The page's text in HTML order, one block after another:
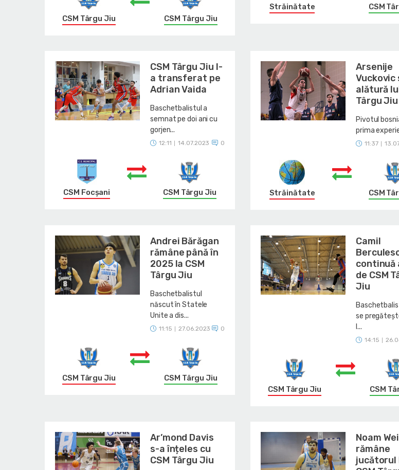
CSM Târgu Jiu CSM Târgu Jiu
Străinătate CSM
CSM Târgu Jiu l-
a transferat pe
Adrian Vaida
Baschetbalistul a
semnat pe doi ani cu
gorjen...
12:11 14.07.2023 0
CSM Focșani CSM Târgu Jiu
Arsenije
Vuckovic
alătură
Târgu Jiu
Pivotul
prima
11:37
Străinătate CSM
Andrei Bărăgan
rămâne până în
2025 la CSM
Târgu Jiu
Baschetbalistul
născut în Statele
Unite a dis...
11:15 27.06.2023 0
CSM Târgu Jiu CSM Târgu Jiu
Camil
continuă
de CSM
Jiu
se
l...
14:15
CSM Târgu Jiu CSM
Ar’mond Davis
s-a înțeles cu
CSM Târgu Jiu
Noam
rămâne
jucătorul